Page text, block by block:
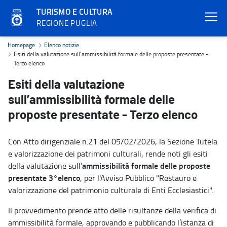
TURISMO E CULTURA
REGIONE PUGLIA
Esiti della valutazione sull’ammissibilità formale delle proposte
Homepage
Elenco notizie
Esiti della valutazione sull’ammissibilità formale delle proposte presentate -
Terzo elenco
Esiti della valutazione
sull’ammissibilità formale delle
proposte presentate - Terzo elenco
Con Atto dirigenziale n.21 del 05/02/2026, la Sezione Tutela
e valorizzazione dei patrimoni culturali, rende noti gli esiti
della valutazione sull’ammissibilità formale delle proposte
presentate 3°elenco, per l'Avviso Pubblico "Restauro e
valorizzazione del patrimonio culturale di Enti Ecclesiastici".
Il provvedimento prende atto delle risultanze della verifica di
ammissibilità formale, approvando e pubblicando l’istanza di